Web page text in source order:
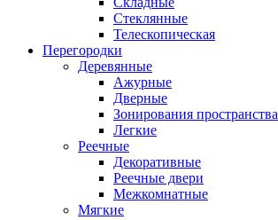
Стеклянные
Телескопическая
Перегородки
Деревянные
Ажурные
Дверные
Зонирования пространства
Легкие
Реечные
Декоративные
Реечные двери
Межкомнатные
Мягкие